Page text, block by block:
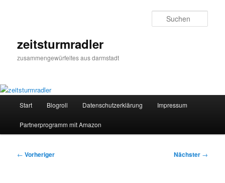
zeitsturmradler
zusammengewürfeltes aus darmstadt
Start Blogroll Datenschutzerklärung Impressum
Partnerprogramm mit Amazon
Beitragsnavigation
← Vorheriger Nächster →